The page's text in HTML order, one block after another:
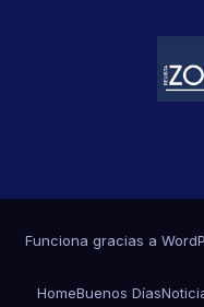
Funciona gracias a
HomeBuenos Días